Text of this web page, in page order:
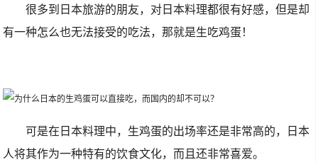
很多到日本旅游的朋友，对日本料理都很有好感，但是却
有一种怎么也无法接受的吃法，那就是生吃鸡蛋！
可是在日本料理中，生鸡蛋的出场率还是非常高的，日本
人将其作为一种特有的饮食文化，而且还非常喜爱。